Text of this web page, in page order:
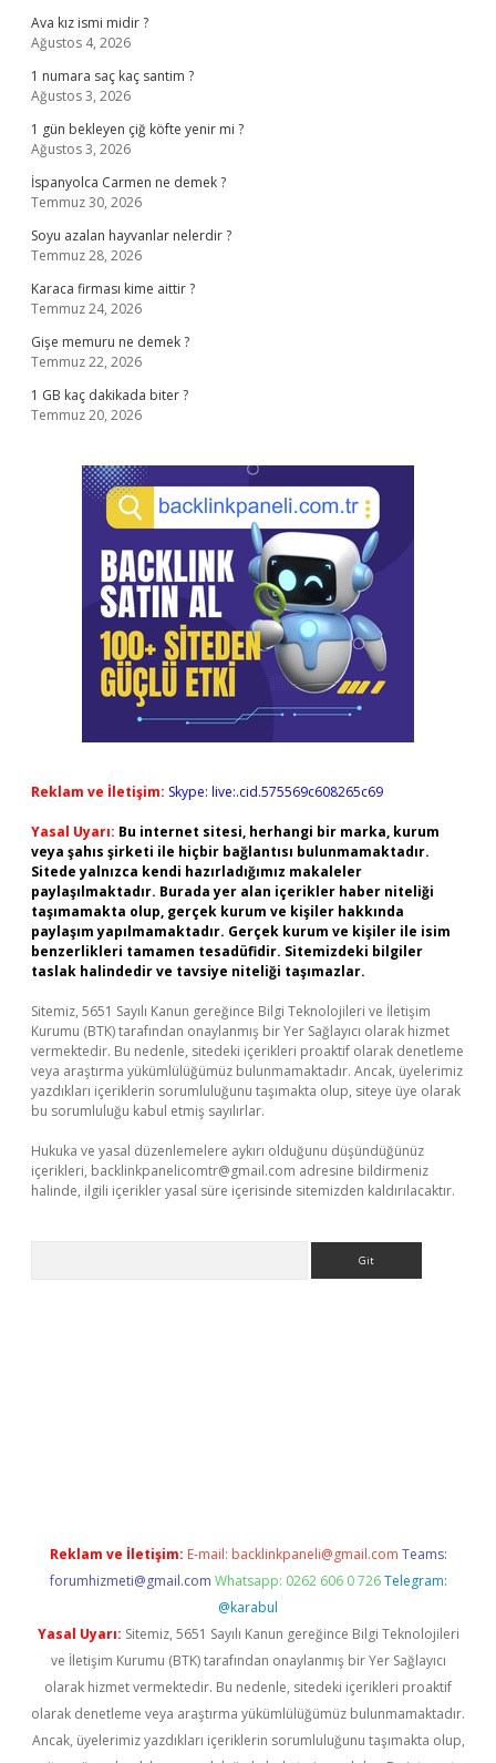
Ava kız ismi midir ?
Ağustos 4, 2026
1 numara saç kaç santim ?
Ağustos 3, 2026
1 gün bekleyen çiğ köfte yenir mi ?
Ağustos 3, 2026
İspanyolca Carmen ne demek ?
Temmuz 30, 2026
Soyu azalan hayvanlar nelerdir ?
Temmuz 28, 2026
Karaca firması kime aittir ?
Temmuz 24, 2026
Gişe memuru ne demek ?
Temmuz 22, 2026
1 GB kaç dakikada biter ?
Temmuz 20, 2026
Reklam ve İletişim: Skype: live:.cid.575569c608265c69
Yasal Uyarı: Bu internet sitesi, herhangi bir marka, kurum
veya şahıs şirketi ile hiçbir bağlantısı bulunmamaktadır.
Sitede yalnızca kendi hazırladığımız makaleler
paylaşılmaktadır. Burada yer alan içerikler haber niteliği
taşımamakta olup, gerçek kurum ve kişiler hakkında
paylaşım yapılmamaktadır. Gerçek kurum ve kişiler ile isim
benzerlikleri tamamen tesadüfidir. Sitemizdeki bilgiler
taslak halindedir ve tavsiye niteliği taşımazlar.
Sitemiz, 5651 Sayılı Kanun gereğince Bilgi Teknolojileri ve İletişim
Kurumu (BTK) tarafından onaylanmış bir Yer Sağlayıcı olarak hizmet
vermektedir. Bu nedenle, sitedeki içerikleri proaktif olarak denetleme
veya araştırma yükümlülüğümüz bulunmamaktadır. Ancak, üyelerimiz
yazdıkları içeriklerin sorumluluğunu taşımakta olup, siteye üye olarak
bu sorumluluğu kabul etmiş sayılırlar.
Hukuka ve yasal düzenlemelere aykırı olduğunu düşündüğünüz
içerikleri, backlinkpanelicomtr@gmail.com adresine bildirmeniz
halinde, ilgili içerikler yasal süre içerisinde sitemizden kaldırılacaktır.
Reklam ve İletişim: E-mail: backlinkpaneli@gmail.com Teams:
forumhizmeti@gmail.com Whatsapp: 0262 606 0 726 Telegram:
@karabul
Yasal Uyarı: Sitemiz, 5651 Sayılı Kanun gereğince Bilgi Teknolojileri
ve İletişim Kurumu (BTK) tarafından onaylanmış bir Yer Sağlayıcı
olarak hizmet vermektedir. Bu nedenle, sitedeki içerikleri proaktif
olarak denetleme veya araştırma yükümlülüğümüz bulunmamaktadır.
Ancak, üyelerimiz yazdıkları içeriklerin sorumluluğunu taşımakta olup,